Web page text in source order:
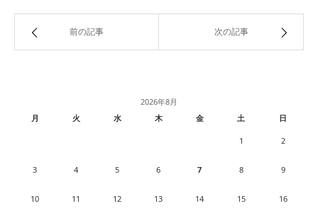
前の記事 次の記事
2026年8月
月
火 水 木 金 土 日
1 2
3 4 5 6 7 8 9
10 11 12 13 14 15 16